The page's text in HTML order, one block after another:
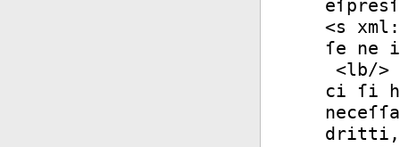
<s
ſe ne
<lb/>
ci ſi
dritti,